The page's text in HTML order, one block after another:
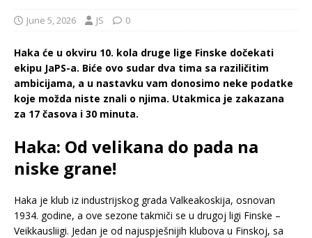
June 5, 2026 JS 0
Haka će u okviru 10. kola druge lige Finske dočekati
ekipu JaPS-a. Biće ovo sudar dva tima sa raziličitim
ambicijama, a u nastavku vam donosimo neke podatke
koje možda niste znali o njima. Utakmica je zakazana
za 17 časova i 30 minuta.
Haka: Od velikana do pada na
niske grane!
Haka je klub iz industrijskog grada Valkeakoskija, osnovan
1934. godine, a ove sezone takmiči se u drugoj ligi Finske –
Veikkausliigi. Jedan je od najuspješnijih klubova u Finskoj, sa